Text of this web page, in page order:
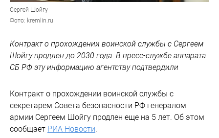
Сергей Шойгу
Фото: kremlin.ru
Контракт о прохождении воинской службы с Сергеем
Шойгу продлен до 2030 года. В пресс-службе аппарата
СБ РФ эту информацию агентству подтвердили
Контракт о прохождении воинской службы с
секретарем Совета безопасности РФ генералом
армии Сергеем Шойгу продлен еще на 5 лет. Об этом
сообщает РИА Новости